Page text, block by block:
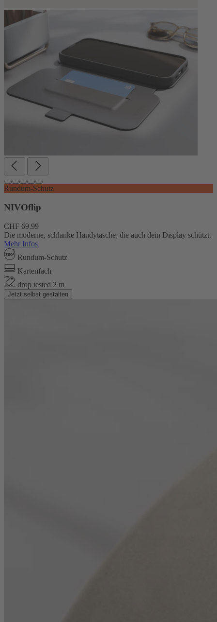
Rundum-Schutz
NIVOflip
CHF 69.99
Die moderne, schlanke Handytasche, die auch dein Display schützt.
Mehr Infos
Rundum-Schutz
Kartenfach
drop tested 2 m
Jetzt selbst gestalten